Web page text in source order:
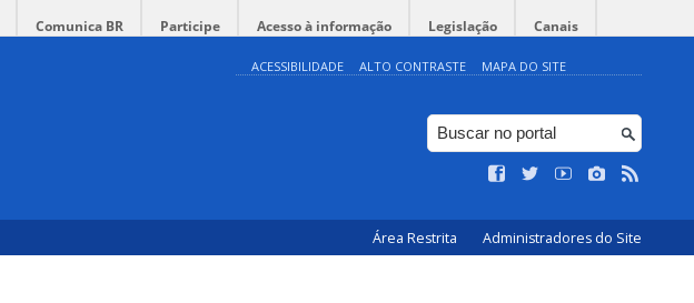
Comunica BR Participe Acesso à informação Legislação Canais
ACESSIBILIDADE ALTO CONTRASTE MAPA DO SITE
Área Restrita Administradores do Site